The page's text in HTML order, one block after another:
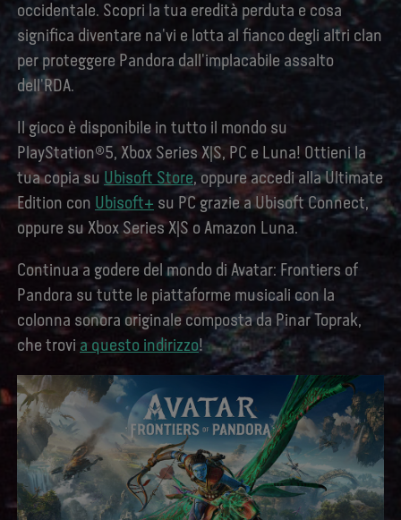
occidentale. Scopri la tua eredità perduta e cosa
significa diventare na'vi e lotta al fianco degli altri clan
per proteggere Pandora dall'implacabile assalto
dell'RDA.
Il gioco è disponibile in tutto il mondo su
PlayStation®5, Xbox Series X|S, PC e Luna! Ottieni la
tua copia su Ubisoft Store, oppure accedi alla Ultimate
Edition con Ubisoft+ su PC grazie a Ubisoft Connect,
oppure su Xbox Series X|S o Amazon Luna.
Continua a godere del mondo di Avatar: Frontiers of
Pandora su tutte le piattaforme musicali con la
colonna sonora originale composta da Pinar Toprak,
che trovi a questo indirizzo!